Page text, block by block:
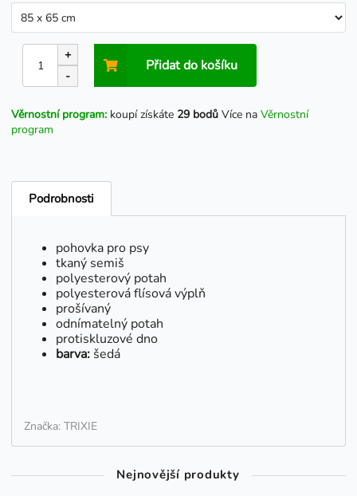
+
-
Přidat do košíku
Věrnostní program: koupí získáte 29 bodů Více na Věrnostní
program
Podrobnosti
pohovka pro psy
tkaný semiš
polyesterový potah
polyesterová flísová výplň
prošívaný
odnímatelný potah
protiskluzové dno
barva: šedá
Značka: TRIXIE
Nejnovější produkty